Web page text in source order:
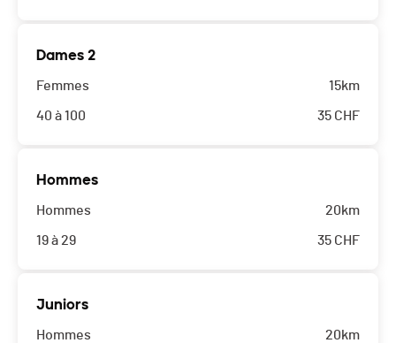
Dames 2
Femmes
40 à 100
15km
35 CHF
Hommes
Hommes
19 à 29
20km
35 CHF
Juniors
Hommes 20km